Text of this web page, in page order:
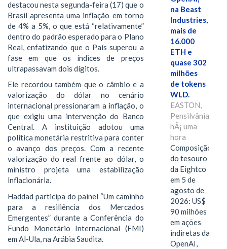
destacou nesta segunda-feira (17) que o
Brasil apresenta uma inflação em torno
de 4% a 5%, o que está “relativamente”
dentro do padrão esperado para o Plano
Real, enfatizando que o País superou a
fase em que os índices de preços
ultrapassavam dois dígitos.
Ele recordou também que o câmbio e a
valorização do dólar no cenário
internacional pressionaram a inflação, o
que exigiu uma intervenção do Banco
Central. A instituição adotou uma
política monetária restritiva para conter
o avanço dos preços. Com a recente
valorização do real frente ao dólar, o
ministro projeta uma estabilização
inflacionária.
Haddad participa do painel “Um caminho
para a resiliência dos Mercados
Emergentes” durante a Conferência do
Fundo Monetário Internacional (FMI)
em Al-Ula, na Arábia Saudita.
na Beast
Industries,
mais de
16.000
ETH e
quase 302
milhões
de tokens
WLD.
EASTON,
Pensilvânia,
hÃ¡ uma
hora
Composição
do tesouro
da Eightco
em 5 de
agosto de
2026: US$
90 milhões
em ações
indiretas da
OpenAI,